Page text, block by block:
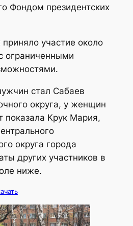
Фондом президентских
участие около
ограниченными
стал Сабаев
округа, у женщин
показала Крук Мария,
округа города
других участников в
ниже.